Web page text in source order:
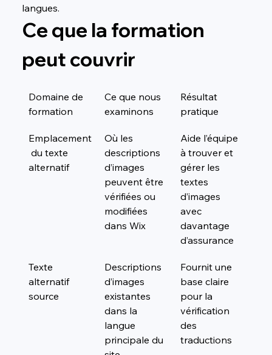
langues.
Ce que la formation
peut couvrir
Domaine de
formation
Ce que nous
examinons
Résultat
pratique
Emplacement
du texte
alternatif
Où les
descriptions
d’images
peuvent être
vérifiées ou
modifiées
dans Wix
Aide l’équipe
à trouver et
gérer les
textes
d’images
avec
davantage
d’assurance
Texte
alternatif
source
Descriptions
d’images
existantes
dans la
langue
principale du
Fournit une
base claire
pour la
vérification
des
traductions